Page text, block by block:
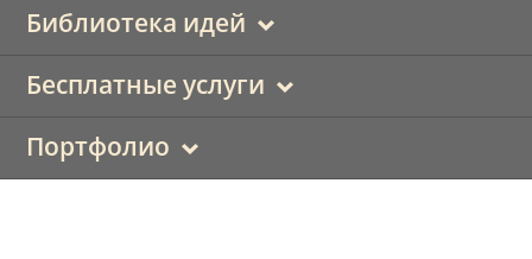
Библиотека идей
Бесплатные услуги
Портфолио